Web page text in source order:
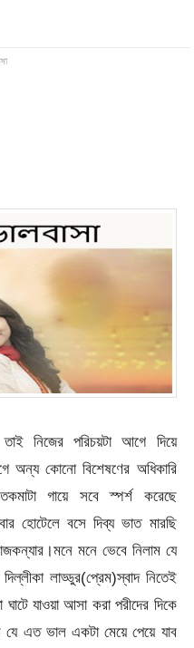
নিজের পরিচয়টা আগে দিয়ে
অন্য কোনো বিশেষণের অধিকারি
গায়ে সবে স্পর্শ করেছে
হোটেলে বসে দিব্য ভাত মারছি
মনে ভেবে নিলাম যে
লাড্ডুর(প্রেম)স্বাদ নিতেই
যাওয়া আসা করা পরীদের দিকে
যে এত ভাল একটা মেয়ে পেয়ে যাব